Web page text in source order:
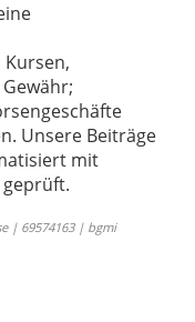
Unsere Beiträge
mit
| 69574163 | bgmi